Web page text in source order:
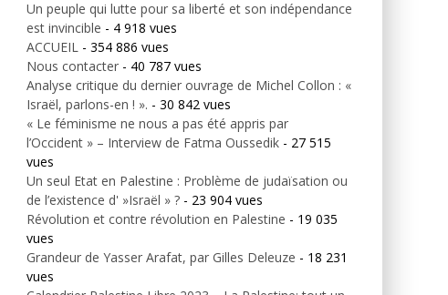
Un peuple qui lutte pour sa liberté et son indépendance
est invincible - 4 918 vues
ACCUEIL - 354 886 vues
Nous contacter - 40 787 vues
Analyse critique du dernier ouvrage de Michel Collon : «
Israël, parlons-en ! ». - 30 842 vues
« Le féminisme ne nous a pas été appris par
l’Occident » – Interview de Fatma Oussedik - 27 515
vues
Un seul Etat en Palestine : Problème de judaïsation ou
de l’existence d' »Israël » ? - 23 904 vues
Révolution et contre révolution en Palestine - 19 035
vues
Grandeur de Yasser Arafat, par Gilles Deleuze - 18 231
vues